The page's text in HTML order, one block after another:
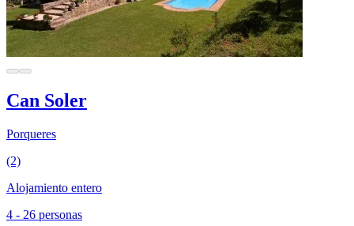
Can Soler
Porqueres
(2)
Alojamiento entero
4 - 26 personas